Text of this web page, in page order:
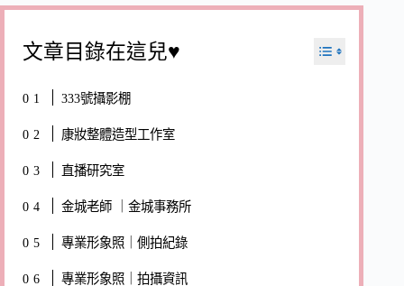
文章目錄在這兒♥
333號攝影棚
康妝整體造型工作室
直播研究室
金城老師 ｜金城事務所
專業形象照｜側拍紀錄
專業形象照｜拍攝資訊